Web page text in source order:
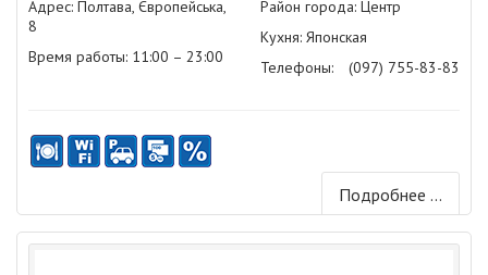
Адрес: Полтава, Європейська,
8
Время работы: 11:00 – 23:00
Район города: Центр
Кухня: Японская
Телефоны:
(097) 755-83-83
Подробнее ...